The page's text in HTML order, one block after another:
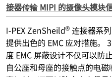
接器传输 MIPI 的摄像头模块
I-PEX ZenSheild® 连接器系
提供出色的 EMC 应对措施。
度 EMC 屏蔽设计不仅可以防
自公座和母座的接触点的电磁